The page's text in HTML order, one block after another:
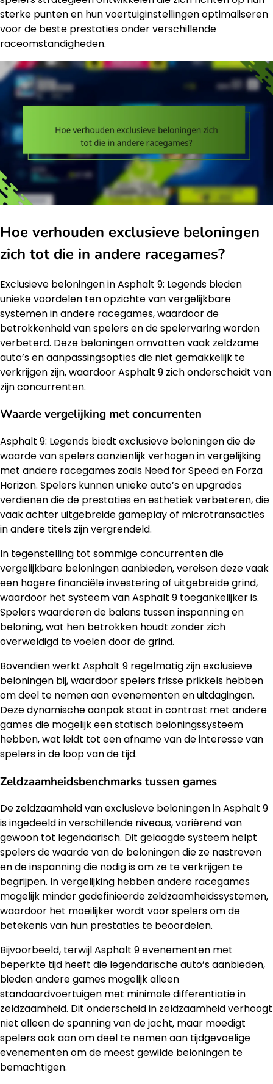
sterke punten en hun voertuiginstellingen optimaliseren
voor de beste prestaties onder verschillende
raceomstandigheden.
Hoe verhouden exclusieve beloningen
zich tot die in andere racegames?
Exclusieve beloningen in Asphalt 9: Legends bieden
unieke voordelen ten opzichte van vergelijkbare
systemen in andere racegames, waardoor de
betrokkenheid van spelers en de spelervaring worden
verbeterd. Deze beloningen omvatten vaak zeldzame
auto’s en aanpassingsopties die niet gemakkelijk te
verkrijgen zijn, waardoor Asphalt 9 zich onderscheidt van
zijn concurrenten.
Waarde vergelijking met concurrenten
Asphalt 9: Legends biedt exclusieve beloningen die de
waarde van spelers aanzienlijk verhogen in vergelijking
met andere racegames zoals Need for Speed en Forza
Horizon. Spelers kunnen unieke auto’s en upgrades
verdienen die de prestaties en esthetiek verbeteren, die
vaak achter uitgebreide gameplay of microtransacties
in andere titels zijn vergrendeld.
In tegenstelling tot sommige concurrenten die
vergelijkbare beloningen aanbieden, vereisen deze vaak
een hogere financiële investering of uitgebreide grind,
waardoor het systeem van Asphalt 9 toegankelijker is.
Spelers waarderen de balans tussen inspanning en
beloning, wat hen betrokken houdt zonder zich
overweldigd te voelen door de grind.
Bovendien werkt Asphalt 9 regelmatig zijn exclusieve
beloningen bij, waardoor spelers frisse prikkels hebben
om deel te nemen aan evenementen en uitdagingen.
Deze dynamische aanpak staat in contrast met andere
games die mogelijk een statisch beloningssysteem
hebben, wat leidt tot een afname van de interesse van
spelers in de loop van de tijd.
Zeldzaamheidsbenchmarks tussen games
De zeldzaamheid van exclusieve beloningen in Asphalt 9
is ingedeeld in verschillende niveaus, variërend van
gewoon tot legendarisch. Dit gelaagde systeem helpt
spelers de waarde van de beloningen die ze nastreven
en de inspanning die nodig is om ze te verkrijgen te
begrijpen. In vergelijking hebben andere racegames
mogelijk minder gedefinieerde zeldzaamheidssystemen,
waardoor het moeilijker wordt voor spelers om de
betekenis van hun prestaties te beoordelen.
Bijvoorbeeld, terwijl Asphalt 9 evenementen met
beperkte tijd heeft die legendarische auto’s aanbieden,
bieden andere games mogelijk alleen
standaardvoertuigen met minimale differentiatie in
zeldzaamheid. Dit onderscheid in zeldzaamheid verhoogt
niet alleen de spanning van de jacht, maar moedigt
spelers ook aan om deel te nemen aan tijdgevoelige
evenementen om de meest gewilde beloningen te
bemachtigen.